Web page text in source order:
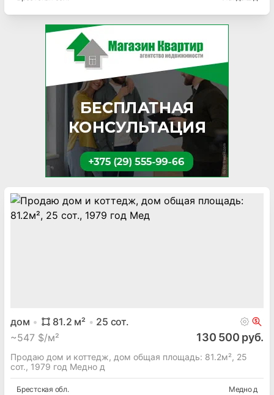
дом 81.2 м² 25 сот.
~547 $/м² 130 500 руб.
Продаю дом и коттедж, дом общая площадь: 81.2м², 25
сот., 1979 год Медно д
Брестская обл. Медно д